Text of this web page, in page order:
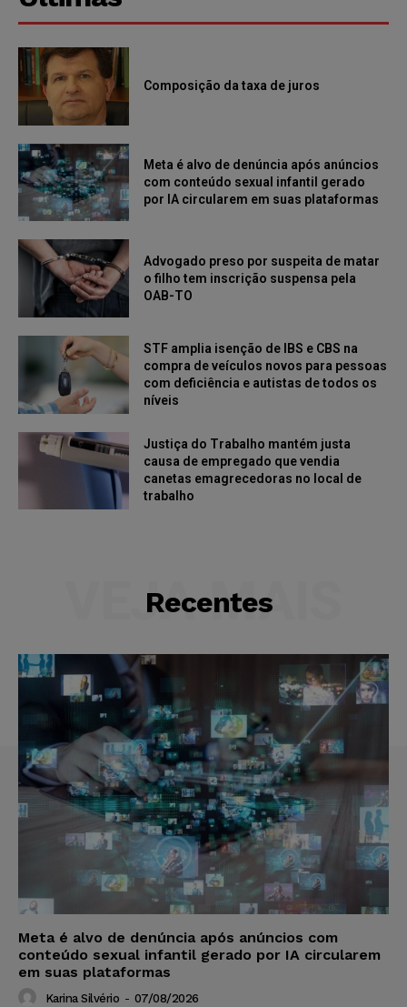
Composição da taxa de juros
Meta é alvo de denúncia após anúncios
com conteúdo sexual infantil gerado
por IA circularem em suas plataformas
Advogado preso por suspeita de matar
o filho tem inscrição suspensa pela
OAB-TO
STF amplia isenção de IBS e CBS na
compra de veículos novos para pessoas
com deficiência e autistas de todos os
níveis
Justiça do Trabalho mantém justa
causa de empregado que vendia
canetas emagrecedoras no local de
trabalho
Recentes
VEJA MAIS
Meta é alvo de denúncia após anúncios com
conteúdo sexual infantil gerado por IA circularem
em suas plataformas
Karina Silvério - 07/08/2026